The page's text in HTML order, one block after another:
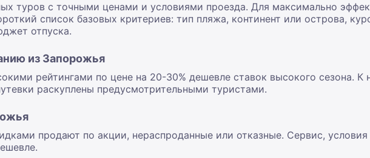
туров с точными ценами и условиями проезда. Для максимально
список базовых критериев: тип пляжа, континент или острова,
отпуска.
из Запорожья
рейтингами по цене на 20-30% дешевле ставок высокого сезона. К
раскуплены предусмотрительными туристами.
продают по акции, нераспроданные или отказные. Сервис, условия